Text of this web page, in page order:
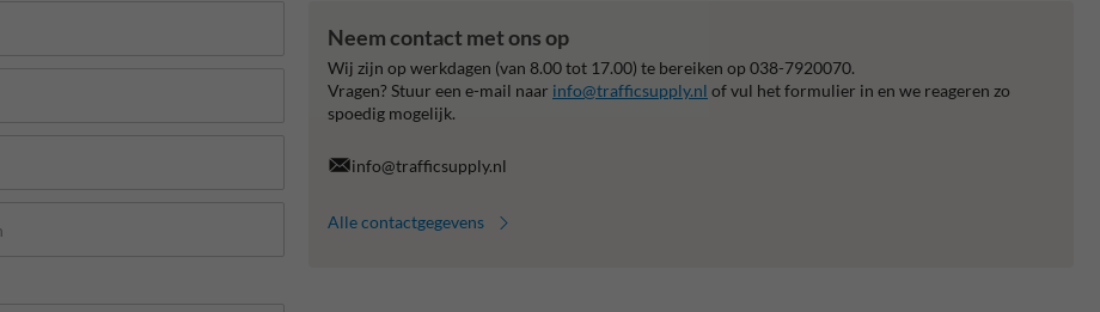
Neem contact met ons op
Wij zijn op werkdagen (van 8.00 tot 17.00) te bereiken op 038-7920070.
Vragen? Stuur een e-mail naar info@trafficsupply.nl of vul het formulier in en we reageren zo
spoedig mogelijk.
info@trafficsupply.nl
Alle contactgegevens